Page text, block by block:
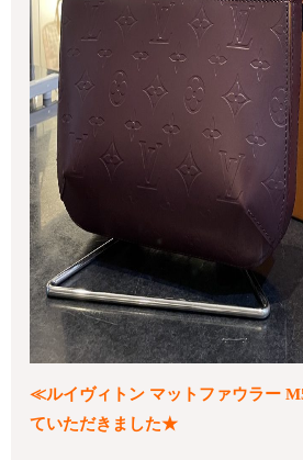
≪ルイヴィトン マットファウラー
ていただきました★